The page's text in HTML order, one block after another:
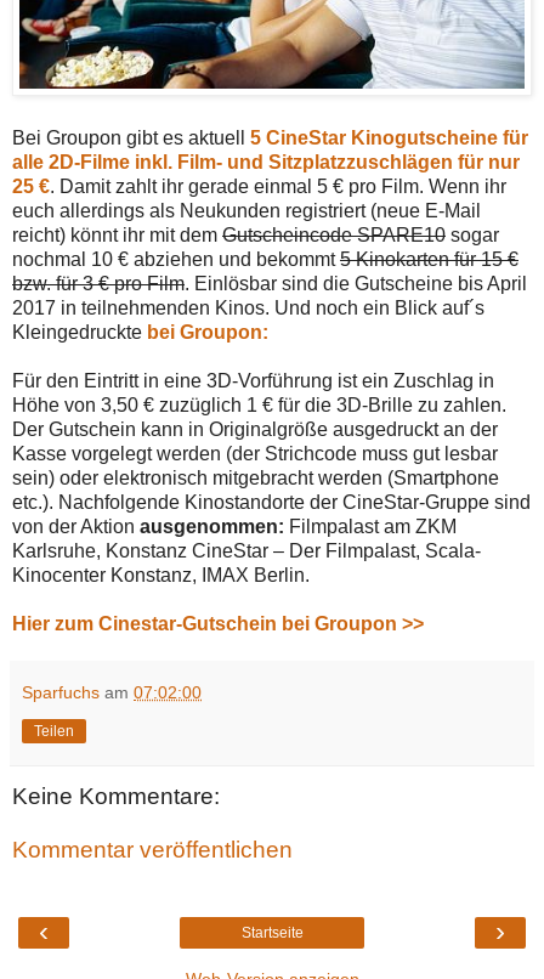
Bei Groupon gibt es aktuell 5 CineStar Kinogutscheine für
alle 2D-Filme inkl. Film- und Sitzplatzzuschlägen für nur
25 €. Damit zahlt ihr gerade einmal 5 € pro Film. Wenn ihr
euch allerdings als Neukunden registriert (neue E-Mail
reicht) könnt ihr mit dem Gutscheincode SPARE10 sogar
nochmal 10 € abziehen und bekommt5 Kinokarten für 15 €
bzw. für 3 € pro Film. Einlösbar sind die Gutscheine bis April
2017 in teilnehmenden Kinos. Und noch ein Blick auf´s
Kleingedruckte bei Groupon:
Für den Eintritt in eine 3D-Vorführung ist ein Zuschlag in
Höhe von 3,50 € zuzüglich 1 € für die 3D-Brille zu zahlen.
Der Gutschein kann in Originalgröße ausgedruckt an der
Kasse vorgelegt werden (der Strichcode muss gut lesbar
sein) oder elektronisch mitgebracht werden (Smartphone
etc.). Nachfolgende Kinostandorte der CineStar-Gruppe sind
von der Aktion ausgenommen: Filmpalast am ZKM
Karlsruhe, Konstanz CineStar – Der Filmpalast, Scala-
Kinocenter Konstanz, IMAX Berlin.
Hier zum Cinestar-Gutschein bei Groupon >>
Sparfuchs am 07:02:00
Teilen
Keine Kommentare:
Kommentar veröffentlichen
‹ ›
Startseite